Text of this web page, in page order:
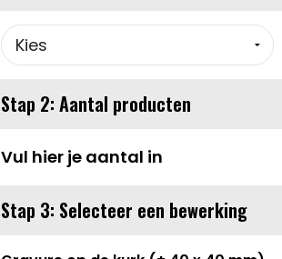
Stap 2: Aantal producten
Vul hier je aantal in
Stap 3: Selecteer een bewerking